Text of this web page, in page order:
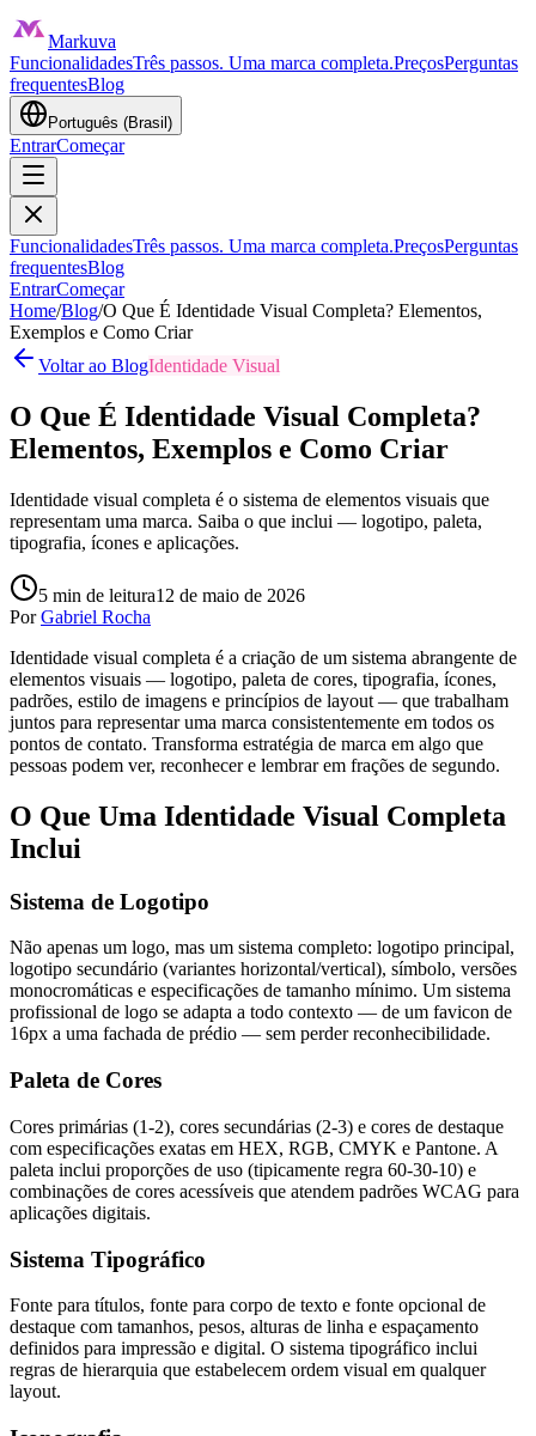
Markuva
FuncionalidadesTrês passos. Uma marca completa.PreçosPerguntas
frequentesBlog
Português (Brasil)
EntrarComeçar
FuncionalidadesTrês passos. Uma marca completa.PreçosPerguntas
frequentesBlog
EntrarComeçar
Home/Blog/O Que É Identidade Visual Completa? Elementos,
Exemplos e Como Criar
Voltar ao BlogIdentidade Visual
O Que É Identidade Visual Completa?
Elementos, Exemplos e Como Criar
Identidade visual completa é o sistema de elementos visuais que
representam uma marca. Saiba o que inclui — logotipo, paleta,
tipografia, ícones e aplicações.
5 min de leitura12 de maio de 2026
Por Gabriel Rocha
Identidade visual completa é a criação de um sistema abrangente de
elementos visuais — logotipo, paleta de cores, tipografia, ícones,
padrões, estilo de imagens e princípios de layout — que trabalham
juntos para representar uma marca consistentemente em todos os
pontos de contato. Transforma estratégia de marca em algo que
pessoas podem ver, reconhecer e lembrar em frações de segundo.
O Que Uma Identidade Visual Completa
Inclui
Sistema de Logotipo
Não apenas um logo, mas um sistema completo: logotipo principal,
logotipo secundário (variantes horizontal/vertical), símbolo, versões
monocromáticas e especificações de tamanho mínimo. Um sistema
profissional de logo se adapta a todo contexto — de um favicon de
16px a uma fachada de prédio — sem perder reconhecibilidade.
Paleta de Cores
Cores primárias (1-2), cores secundárias (2-3) e cores de destaque
com especificações exatas em HEX, RGB, CMYK e Pantone. A
paleta inclui proporções de uso (tipicamente regra 60-30-10) e
combinações de cores acessíveis que atendem padrões WCAG para
aplicações digitais.
Sistema Tipográfico
Fonte para títulos, fonte para corpo de texto e fonte opcional de
destaque com tamanhos, pesos, alturas de linha e espaçamento
definidos para impressão e digital. O sistema tipográfico inclui
regras de hierarquia que estabelecem ordem visual em qualquer
layout.